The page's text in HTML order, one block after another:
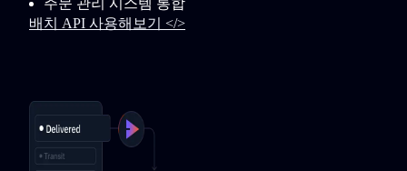
주문 관리 시스템 통합
배치 API 사용해보기 </>